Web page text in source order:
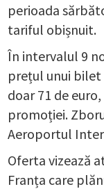
perioada
tariful obișnuit.
În intervalul 9
prețul unui bilet
doar 71 de
promoției.
Aeroportul
Oferta vizează
Franța care